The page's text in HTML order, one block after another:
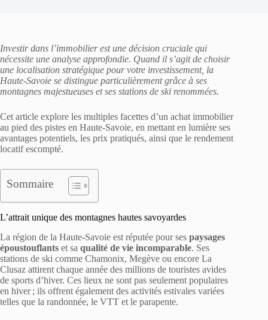
Investir dans l’immobilier est une décision cruciale qui
nécessite une analyse approfondie. Quand il s’agit de choisir
une localisation stratégique pour votre investissement, la
Haute-Savoie se distingue particulièrement grâce à ses
montagnes majestueuses et ses stations de ski renommées.
Cet article explore les multiples facettes d’un achat immobilier
au pied des pistes en Haute-Savoie, en mettant en lumière ses
avantages potentiels, les prix pratiqués, ainsi que le rendement
locatif escompté.
Sommaire
L’attrait unique des montagnes hautes savoyardes
La région de la Haute-Savoie est réputée pour ses paysages
époustouflants et sa qualité de vie incomparable. Ses
stations de ski comme Chamonix, Megève ou encore La
Clusaz attirent chaque année des millions de touristes avides
de sports d’hiver. Ces lieux ne sont pas seulement populaires
en hiver ; ils offrent également des activités estivales variées
telles que la randonnée, le VTT et le parapente.